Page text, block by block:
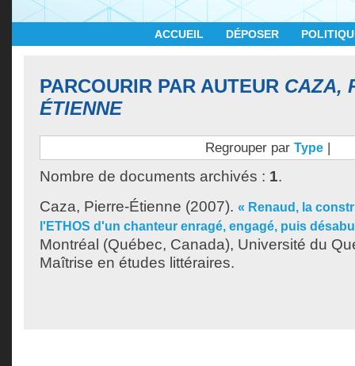
ACCUEIL DÉPOSER
PARCOURIR PAR AUTEUR CAZA,
ÉTIENNE
Regrouper par Type |
Nombre de documents archivés : 1.
Caza, Pierre-Étienne (2007). « Renaud, la
l'ETHOS d'un chanteur enragé, engagé, puis
Montréal (Québec, Canada), Université du
Maîtrise en études littéraires.